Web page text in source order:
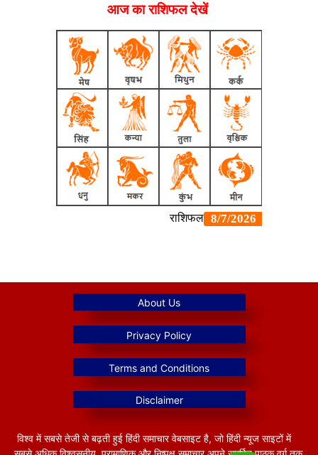
आज का राशिफल देखें
विश्व में सबसे तेजी से बढ़ती हुई हिंदी समाचार वेबसाइट है, जो हिंदी न्यूज साइटों में